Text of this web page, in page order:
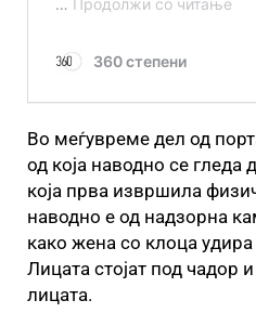
Во меѓувреме дел од
од која наводно се гледа
која прва извршила
наводно е од надзорна
како жена со клоца
Лицата стојат под чадор
лицата.